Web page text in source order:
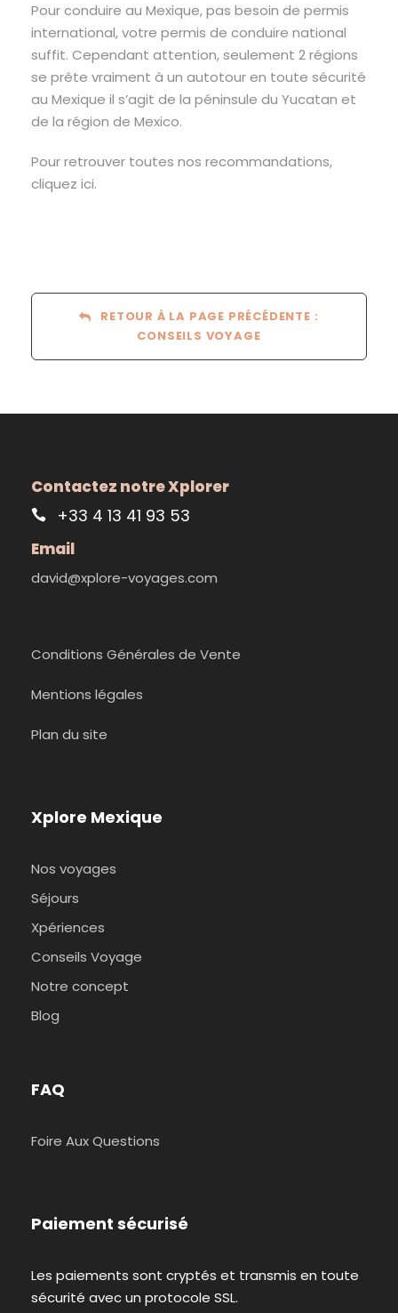
Pour conduire au Mexique, pas besoin de permis
international, votre permis de conduire national
suffit. Cependant attention, seulement 2 régions
se prête vraiment à un autotour en toute sécurité
au Mexique il s’agit de la péninsule du Yucatan et
de la région de Mexico.
Pour retrouver toutes nos recommandations,
cliquez ici.
RETOUR À LA PAGE PRÉCÉDENTE :
CONSEILS VOYAGE
Contactez notre Xplorer
+33 4 13 41 93 53
Email
david@xplore-voyages.com
Conditions Générales de Vente
Mentions légales
Plan du site
Xplore Mexique
Nos voyages
Séjours
Xpériences
Conseils Voyage
Notre concept
Blog
FAQ
Foire Aux Questions
Paiement sécurisé
Les paiements sont cryptés et transmis en toute
sécurité avec un protocole SSL.